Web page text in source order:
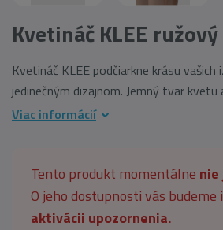
Kvetináč KLEE
Kvetináč KLEE podčiarkne krásu
jedinečným dizajnom. Jemný tvar kvetu
Viac informácií
Tento produkt momentálne
O jeho dostupnosti vás
aktivácii upozornenia.